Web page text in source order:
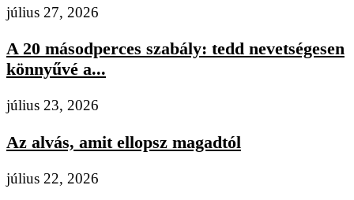
július 27, 2026
A 20 másodperces szabály: tedd nevetségesen
könnyűvé a...
július 23, 2026
Az alvás, amit ellopsz magadtól
július 22, 2026